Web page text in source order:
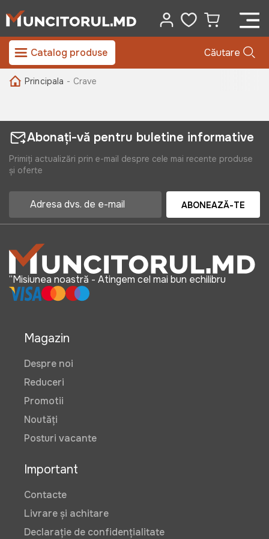
Catalog produse Căutare
Principala - Crave
Abonați-vă pentru buletine informative
Primiți actualizări prin e-mail despre cele mai recente produse
și oferte
ABONEAZĂ-TE
“Misiunea noastră - Atingem cel mai bun echilibru
Magazin
Despre noi
Reduceri
Promotii
Noutăți
Posturi vacante
Important
Contacte
Livrare și achitare
Declarație de confidențialitate